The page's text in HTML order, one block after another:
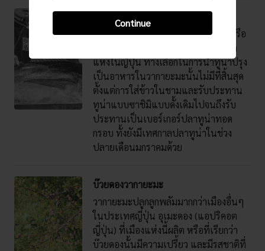
Continue
เมืองวากายะมะจับปลานามะมากุโระหรือ
ทูน่าที่ไม่ผ่านการแช่แข็งได้มากกว่าทุก
แห่งในญี่ปุ่น ทางเลือกในการนำทูน่าปรุง
เป็นอาหารในวากายะมะนั้นไม่มีที่สิ้นสุด
ตั้งแต่การใส่ข้าวในชามและรับประทาน
ทูน่าแบบซาชิมิแบบดั้งเดิมไปจนถึงรับ
ประทานเป็นเบอร์เกอร์ปลาทูน่าทอด
กรอบ ทั้งยังมีเทศกาลปลาทูน่าในช่วง
ปลายเดือนมกราคมด้วย
บ๊วยดองวากายะมะ
วากายะมะปลูกลูกพลัมมากกว่าเมืองอื่นๆ
ในประเทศญี่ปุ่น อุเมะดอง (แอปริคอต
ญี่ปุ่น) ที่เมืองแห่งนี้ผลิต หรือที่เรียกว่า
บ๊วยดองนั้นมีความเปรี้ยว และมีรสชาติที่